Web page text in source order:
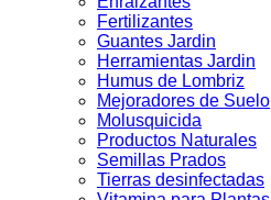
Fertilizantes
Guantes Jardin
Herramientas Jardin
Humus de Lombriz
Mejoradores de Suelo
Molusquicida
Productos Naturales
Semillas Prados
Tierras desinfectadas